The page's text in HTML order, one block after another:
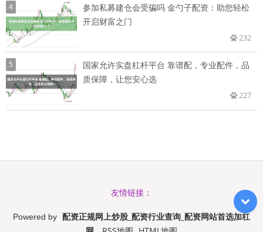
4
参加私募建仓会受骗吗 金勺子配资：助您轻松
开启财富之门
232
5
国家允许实盘杠杆平台 靠谱配，专业配件，品
质保障，让您安心选
227
友情链接：
Powered by 配资正规网上炒股_配资行业查询_配资网站首选加杠